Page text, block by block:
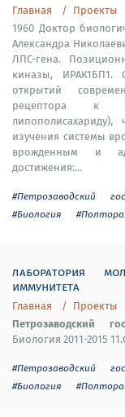
Главная
Проекты
1960 Доктор
Александра
ЛПС-гена.
киназы, ИРАК1БП1.
открытий
рецептора к
липополисахариду),
изучения системы
врожденным и
достижения:...
#Петрозаводский
#Биология
лаборатория
иммунитета
Главная Проекты
Петрозаводский
Биология 2011-2015
#Петрозаводский
#Биология